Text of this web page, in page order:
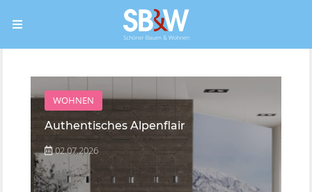
WOHNEN
Authentisches Alpenflair
02.07.2026